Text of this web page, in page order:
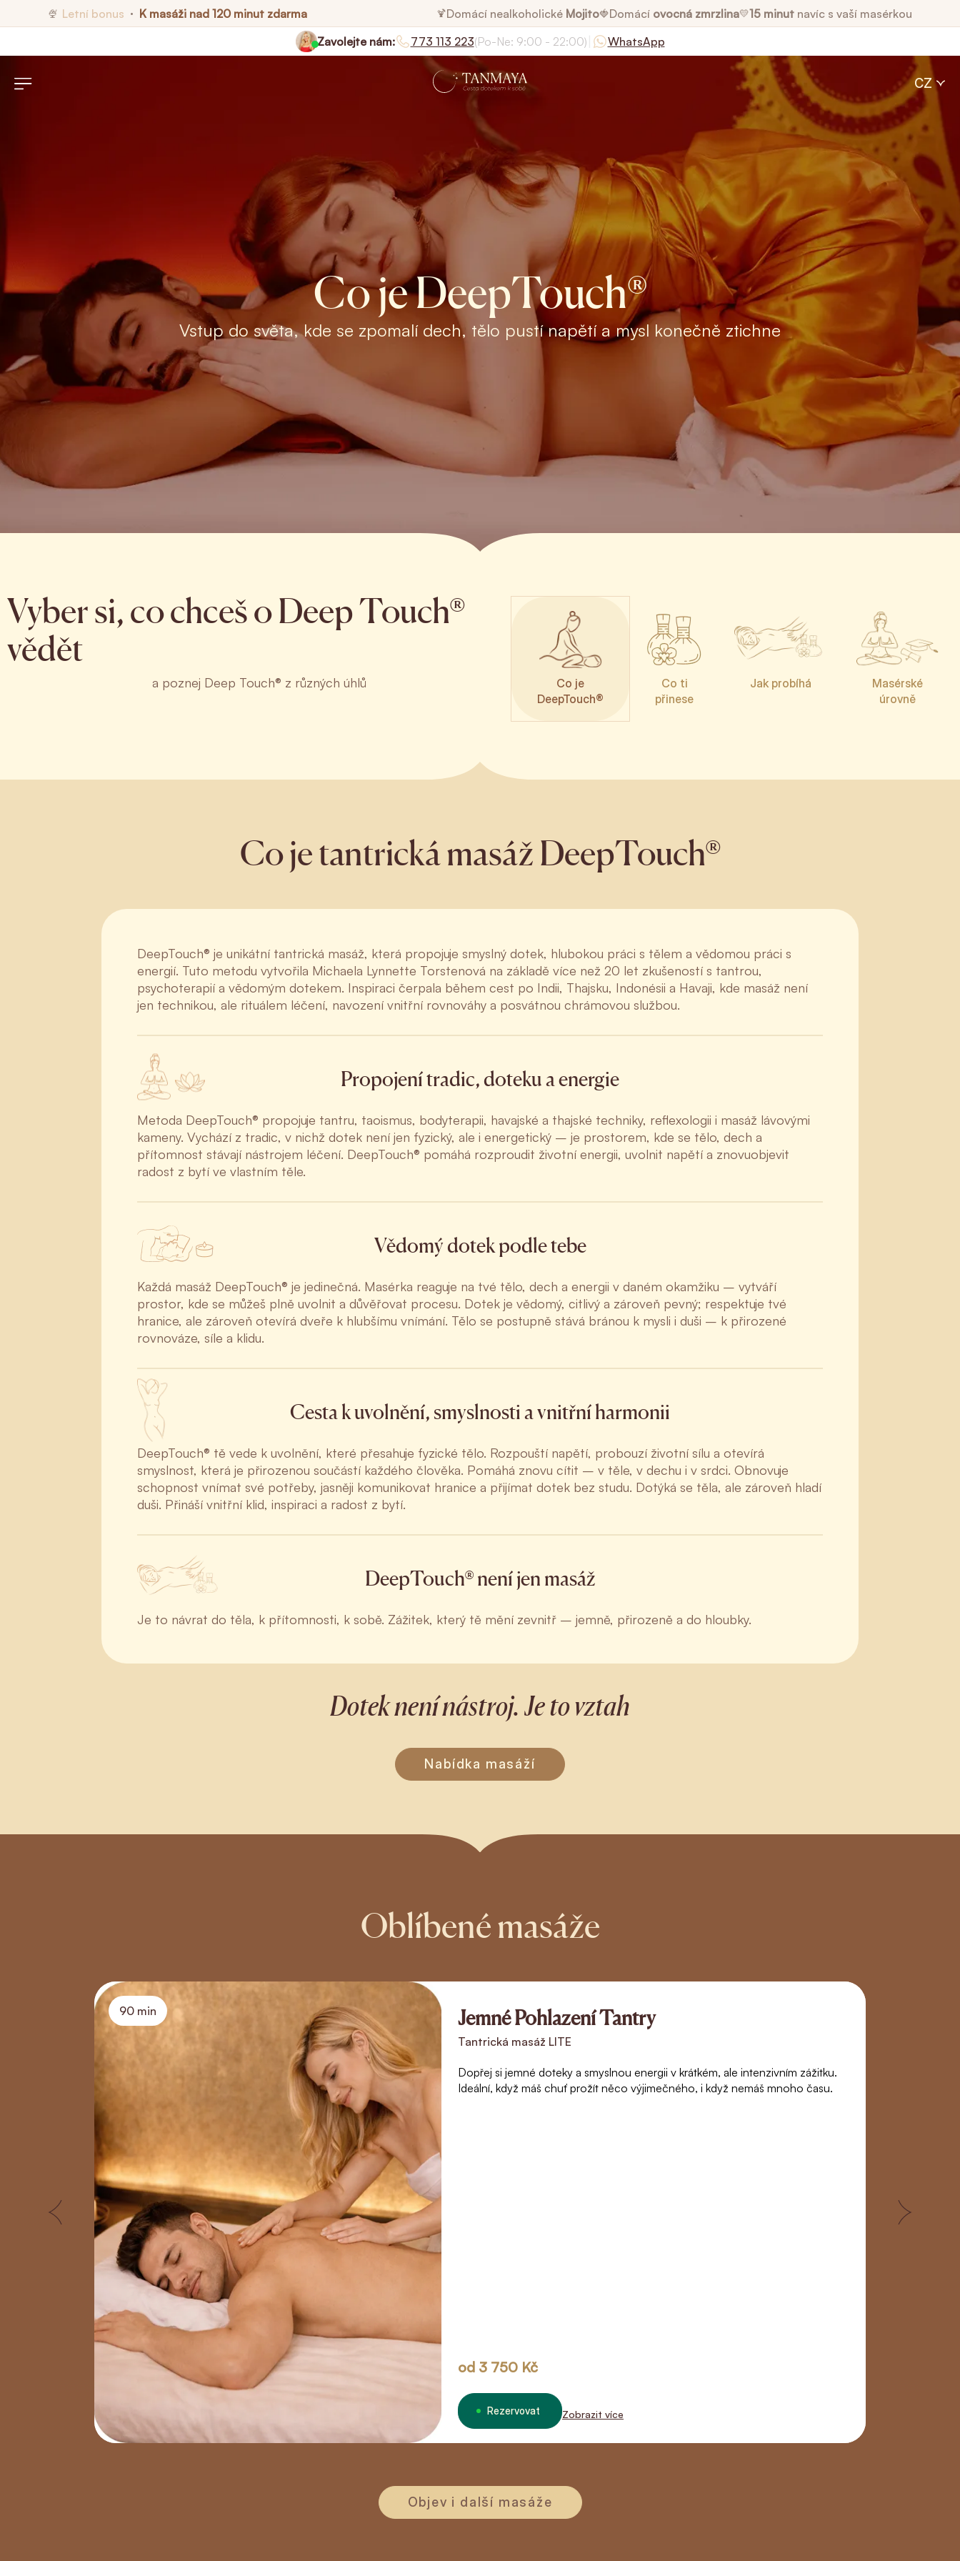
🍨 Letní bonus • K masáži nad 120 minut zdarma 🍹Domácí nealkoholické Mojito🍓Domácí ovocná zmrzlina💛15 minut navíc s vaší masérkou
Zavolejte nám:
773 113 223(Po-Ne: 9:00 - 22:00) WhatsApp
CZ
Co je DeepTouch®
Vstup do světa, kde se zpomalí dech, tělo pustí napětí a mysl konečně ztichne
Vyber si, co chceš o Deep Touch®
vědět
a poznej Deep Touch® z různých úhlů
Co je
DeepTouch®
Co ti
přinese
Jak probíhá
Masérské
úrovně
Co je tantrická masáž DeepTouch®
DeepTouch® je unikátní tantrická masáž, která propojuje smyslný dotek, hlubokou práci s tělem a vědomou práci s
energií. Tuto metodu vytvořila Michaela Lynnette Torstenová na základě více než 20 let zkušeností s tantrou,
psychoterapií a vědomým dotekem. Inspiraci čerpala během cest po Indii, Thajsku, Indonésii a Havaji, kde masáž není
jen technikou, ale rituálem léčení, navození vnitřní rovnováhy a posvátnou chrámovou službou.
Propojení tradic, doteku a energie
Metoda DeepTouch® propojuje tantru, taoismus, bodyterapii, havajské a thajské techniky, reflexologii i masáž lávovými
kameny. Vychází z tradic, v nichž dotek není jen fyzický, ale i energetický – je prostorem, kde se tělo, dech a
přítomnost stávají nástrojem léčení. DeepTouch® pomáhá rozproudit životní energii, uvolnit napětí a znovuobjevit
radost z bytí ve vlastním těle.
Vědomý dotek podle tebe
Každá masáž DeepTouch® je jedinečná. Masérka reaguje na tvé tělo, dech a energii v daném okamžiku – vytváří
prostor, kde se můžeš plně uvolnit a důvěřovat procesu. Dotek je vědomý, citlivý a zároveň pevný; respektuje tvé
hranice, ale zároveň otevírá dveře k hlubšímu vnímání. Tělo se postupně stává bránou k mysli i duši – k přirozené
rovnováze, síle a klidu.
Cesta k uvolnění, smyslnosti a vnitřní harmonii
DeepTouch® tě vede k uvolnění, které přesahuje fyzické tělo. Rozpouští napětí, probouzí životní sílu a otevírá
smyslnost, která je přirozenou součástí každého člověka. Pomáhá znovu cítit – v těle, v dechu i v srdci. Obnovuje
schopnost vnímat své potřeby, jasněji komunikovat hranice a přijímat dotek bez studu. Dotýká se těla, ale zároveň hladí
duši. Přináší vnitřní klid, inspiraci a radost z bytí.
DeepTouch® není jen masáž
Je to návrat do těla, k přítomnosti, k sobě. Zážitek, který tě mění zevnitř – jemně, přirozeně a do hloubky.
Dotek není nástroj. Je to vztah
Nabídka masáží
Oblíbené masáže
90 min Jemné Pohlazení Tantry
Tantrická masáž LITE
Dopřej si jemné doteky a smyslnou energii v krátkém, ale intenzivním zážitku.
Ideální, když máš chuť prožít něco výjimečného, i když nemáš mnoho času.
od 3 750 Kč
Rezervovat Zobrazit více
Objev i další masáže